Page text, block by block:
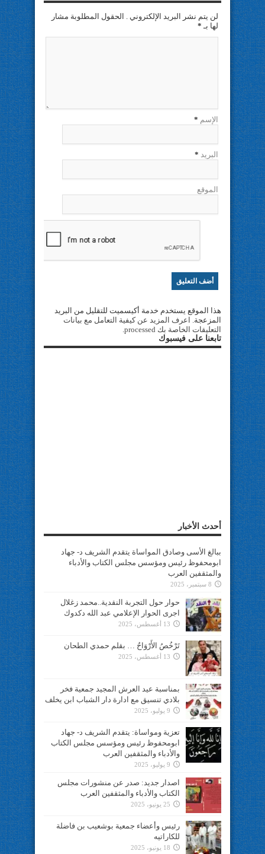
لن يتم نشر البريد الإلكتروني . الحقول المطلوبة مشار
لها بـ *
الإسم *
البريد *
الموقع
هذا الموقع يستخدم خدمة أكيسميت للتقليل من البريد
المزعجة. اعرف المزيد عن كيفية التعامل مع بيانات
التعليقات الخاصة بك processed
.
تابعنا على فيسبوك
أحدث الأخبار
ببالغ الأسى وصادق المواساة يتقدم الشريف د- جهاد
ابومحفوظ رئيس ومؤسس مجلس الكتاب والأدباء
والمثقفين العرب
8 سبتمبر، 2025
حوار حول التجربة النقدية..محمد زغلال
اجرى الحوار الإعلامي عبد الله دكدوك
13 أغسطس، 2025
تَرْخُصُ الأَرْوَاحُ … بقلم حمدي الطحان
13 أغسطس، 2025
بمناسبة عيد العرش المجيد جمعية فخر
بلادي تنسيق مع ادارة دار الشباب ابن يخلف
9 يوليو، 2025
تعزية ومواساة: يتقدم الشريف د- جهاد
ابومحفوظ رئيس ومؤسس مجلس الكتاب
والأدباء والمثقفين العرب
9 يوليو، 2025
اصدار جديد: صدر عن منشورات مجلس
الكتاب والأدباء والمثقفين العرب
25 يونيو، 2025
رئيس وأعضاء جمعية بوشعيب بن فاضلة
للكاراتيه
18 يونيو، 2025